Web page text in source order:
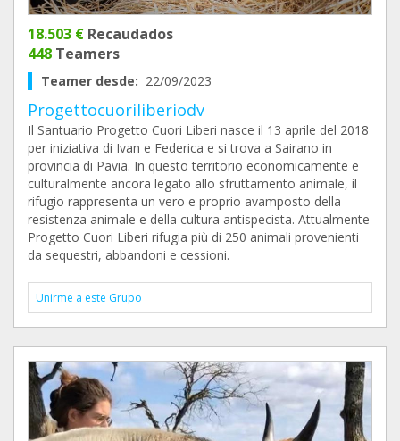
18.503 € Recaudados
448 Teamers
Teamer desde: 22/09/2023
Progettocuoriliberiodv
Il Santuario Progetto Cuori Liberi nasce il 13 aprile del 2018
per iniziativa di Ivan e Federica e si trova a Sairano in
provincia di Pavia. In questo territorio economicamente e
culturalmente ancora legato allo sfruttamento animale, il
rifugio rappresenta un vero e proprio avamposto della
resistenza animale e della cultura antispecista. Attualmente
Progetto Cuori Liberi rifugia più di 250 animali provenienti
da sequestri, abbandoni e cessioni.
Unirme a este Grupo